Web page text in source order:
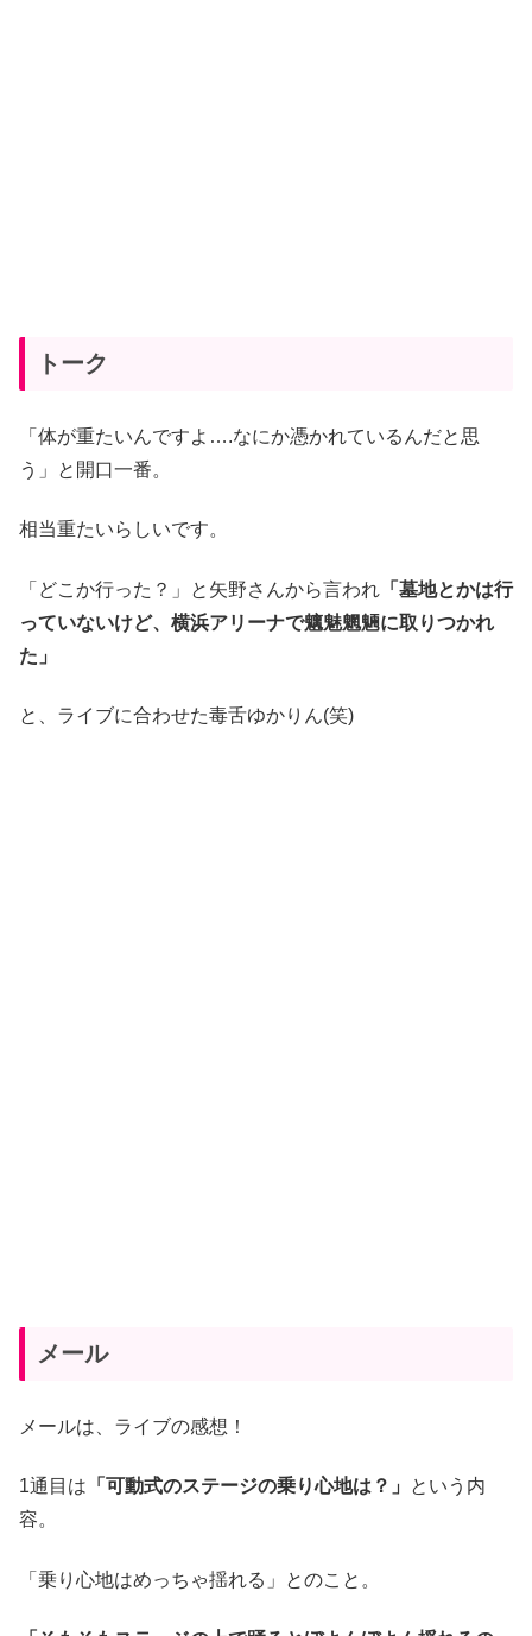
トーク
「体が重たいんですよ….なにか憑かれているんだと思
う」と開口一番。
相当重たいらしいです。
「どこか行った？」と矢野さんから言われ 「墓地とかは行
っていないけど、横浜アリーナで魑魅魍魎に取りつかれ
た」
と、ライブに合わせた毒舌ゆかりん(笑)
メール
メールは、ライブの感想！
1通目は 「可動式のステージの乗り心地は？」
という内
容。
「乗り心地はめっちゃ揺れる」とのこと。